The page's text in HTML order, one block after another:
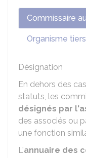
Commissaire
Organisme
Désignation
En dehors des
statuts, les
désignés par
des associés ou
une fonction
L'annuaire des